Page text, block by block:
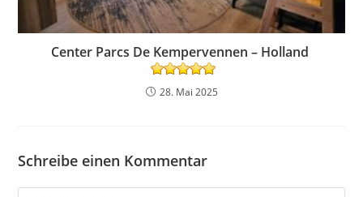
Center Parcs De Kempervennen – Holland
28. Mai 2025
Schreibe einen Kommentar